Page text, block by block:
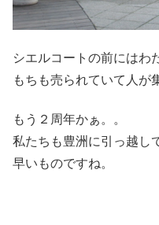
シエルコートの前にはわ
もちも売られていて人が
もう２周年かぁ。。
私たちも豊洲に引っ越し
早いものですね。